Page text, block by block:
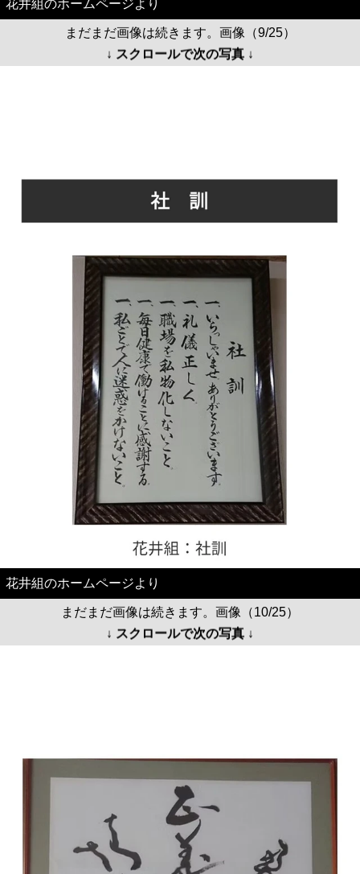
花井組のホームページより
まだまだ画像は続きます。画像（9/25）
↓ スクロールで次の写真 ↓
花井組のホームページより
まだまだ画像は続きます。画像（10/25）
↓ スクロールで次の写真 ↓